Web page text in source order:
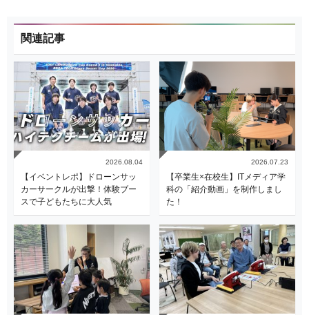
関連記事
2026.08.04
【イベントレポ】ドローンサッ
カーサークルが出撃！体験ブー
スで子どもたちに大人気
2026.07.23
【卒業生×在校生】ITメディア学
科の「紹介動画」を制作しまし
た！